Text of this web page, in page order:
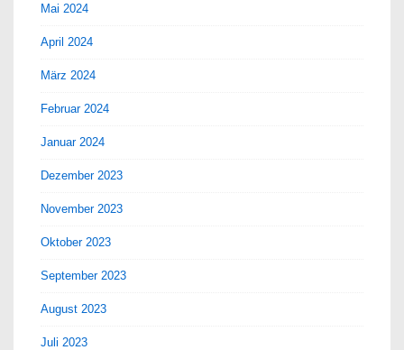
Mai 2024
April 2024
März 2024
Februar 2024
Januar 2024
Dezember 2023
November 2023
Oktober 2023
September 2023
August 2023
Juli 2023